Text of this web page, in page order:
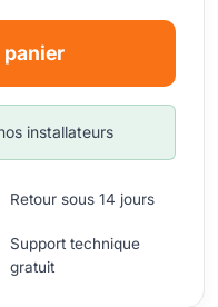
panier
installateurs
Retour sous 14 jours
Support technique
gratuit